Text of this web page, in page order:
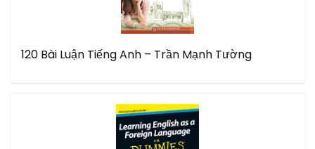
120 Bài Luận Tiếng Anh – Trần Mạnh Tường